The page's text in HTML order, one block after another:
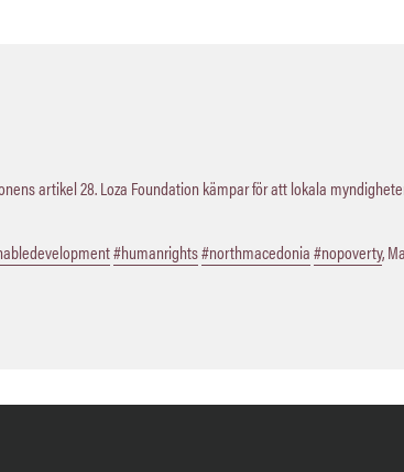
artikel 28. Loza Foundation kämpar för att lokala
#humanrights#northmacedonia#nopoverty,